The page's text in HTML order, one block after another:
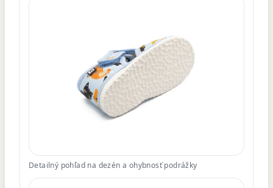
Detailný pohľad na dezén a ohybnosť podrážky